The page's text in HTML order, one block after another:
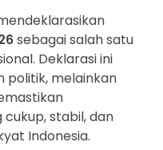
sebagai salah satu
Deklarasi ini
politik, melainkan
stabil, dan
Indonesia.